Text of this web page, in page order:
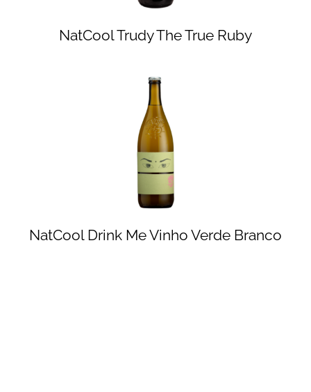
NatCool Trudy The True Ruby
NatCool Drink Me Vinho Verde Branco